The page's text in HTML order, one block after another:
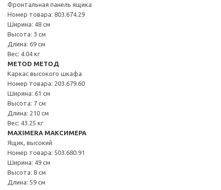
Фронтальная панель ящика
Номер товара: 803.674.29
Ширина: 48 см
Высота: 3 см
Длина: 69 см
Вес: 4.04 кг
METOD МЕТОД
Каркас высокого шкафа
Номер товара: 203.679.60
Ширина: 61 см
Высота: 7 см
Длина: 210 см
Вес: 43.25 кг
MAXIMERA МАКСИМЕРА
Ящик, высокий
Номер товара: 503.680.91
Ширина: 49 см
Высота: 8 см
Длина: 59 см